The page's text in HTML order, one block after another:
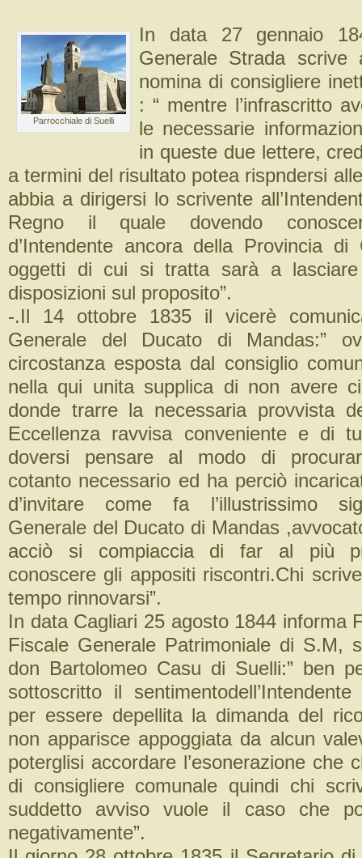
Parrocchiale di Suelli
In data 27 gennaio
Generale Strada scrive
nomina di consigliere
: “ mentre l’infrascritto
le necessarie
in queste due lettere,
a termini del risultato potea rispndersi
abbia a dirigersi lo scrivente
Regno il quale dovendo
d’Intendente ancora della Provincia
oggetti di cui si tratta sarà a
disposizioni sul proposito”.
-.Il 14 ottobre 1835 il vicerè
Generale del Ducato di Mandas:”
circostanza esposta dal consiglio
nella qui unita supplica di non avere
donde trarre la necessaria provvista
Eccellenza ravvisa conveniente e di
doversi pensare al modo di
cotanto necessario ed ha perciò
d’invitare come fa l’illustrissimo
Generale del Ducato di Mandas
acciò si compiaccia di far al più
conoscere gli appositi riscontri.Chi
tempo rinnovarsi”.
In data Cagliari 25 agosto 1844 informa
Fiscale Generale Patrimoniale di S.M,
don Bartolomeo Casu di Suelli:” ben
sottoscritto il
per essere depellita la dimanda del
non apparisce appoggiata da alcun
poterglisi accordare l’esonerazione che
di consigliere comunale quindi chi
suddetto avviso vuole il caso che
negativamente”.